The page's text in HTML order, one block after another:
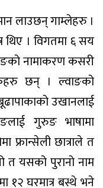
लाउछन् गाम्लेहरु ।
थिए । विगतमा ६ सय
नामाकरण कसरी
छन् । ल्वाङको
उखानलाई
गुरुङ भाषामा
फ्रान्सेली छात्राले त
यसको पुरानो नाम
१२ घरमात्र बस्थे भने